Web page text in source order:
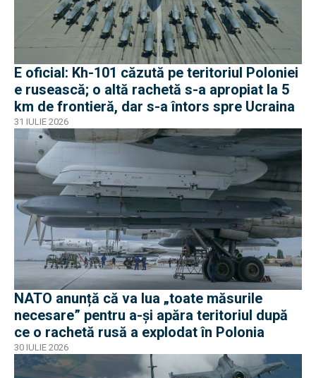
E oficial: Kh-101 căzută pe teritoriul Poloniei
e rusească; o altă rachetă s-a apropiat la 5
km de frontieră, dar s-a întors spre Ucraina
31 IULIE 2026
NATO anunță că va lua „toate măsurile
necesare” pentru a-și apăra teritoriul după
ce o rachetă rusă a explodat în Polonia
30 IULIE 2026